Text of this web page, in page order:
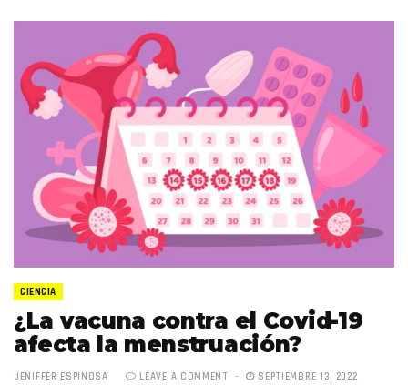
CIENCIA
¿La vacuna contra el Covid-19
afecta la menstruación?
JENIFFER ESPINOSA LEAVE A COMMENT SEPTIEMBRE 13, 2022